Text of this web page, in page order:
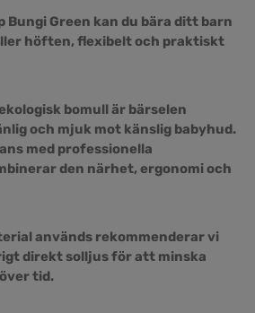
Bungi Green kan du bära ditt barn
höften, flexibelt och praktiskt
bomull är bärselen
och mjuk mot känslig babyhud.
med professionella
den närhet, ergonomi och
används rekommenderar vi
direkt solljus för att minska
tid.